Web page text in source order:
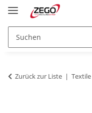
Zurück zur Liste